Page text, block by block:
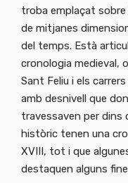
troba emplaçat sobre
de mitjanes
del temps. Està
cronologia medieval,
Sant Feliu i els
amb desnivell que
travessaven per dins
històric tenen una
XVIII, tot i que
destaquen alguns